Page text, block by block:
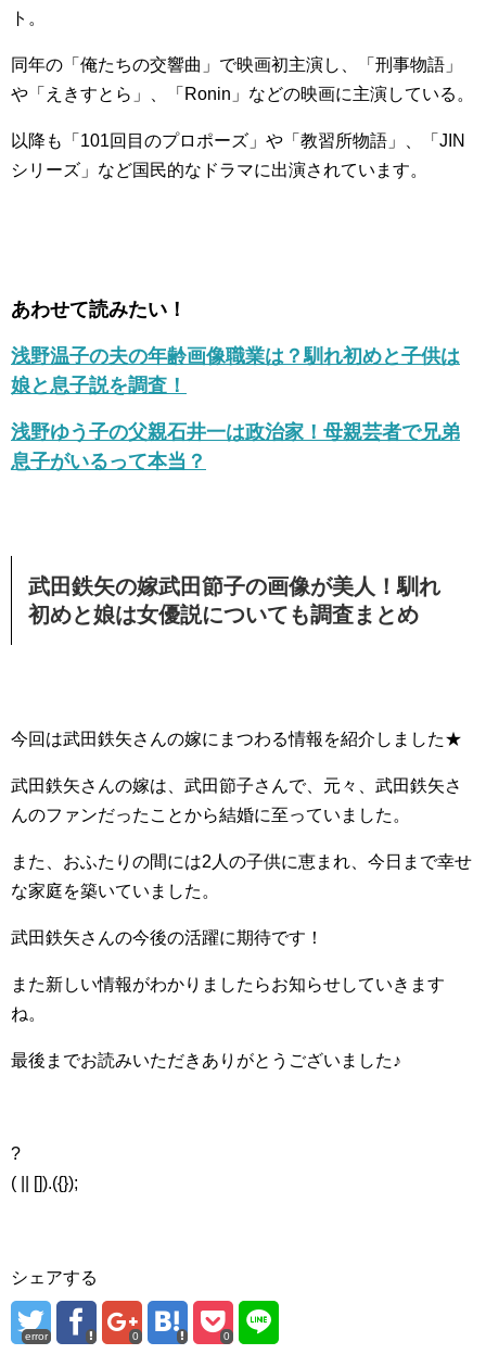
ト。
同年の「俺たちの交響曲」で映画初主演し、「刑事物語」
や「えきすとら」、「Ronin」などの映画に主演している。
以降も「101回目のプロポーズ」や「教習所物語」、「JIN
シリーズ」など国民的なドラマに出演されています。
あわせて読みたい！
浅野温子の夫の年齢画像職業は？馴れ初めと子供は
娘と息子説を調査！
浅野ゆう子の父親石井一は政治家！母親芸者で兄弟
息子がいるって本当？
武田鉄矢の嫁武田節子の画像が美人！馴れ
初めと娘は女優説についても調査まとめ
今回は武田鉄矢さんの嫁にまつわる情報を紹介しました★
武田鉄矢さんの嫁は、武田節子さんで、元々、武田鉄矢さ
んのファンだったことから結婚に至っていました。
また、おふたりの間には2人の子供に恵まれ、今日まで幸せ
な家庭を築いていました。
武田鉄矢さんの今後の活躍に期待です！
また新しい情報がわかりましたらお知らせしていきます
ね。
最後までお読みいただきありがとうございました♪
?
( || []).({});
シェアする
error 0 0